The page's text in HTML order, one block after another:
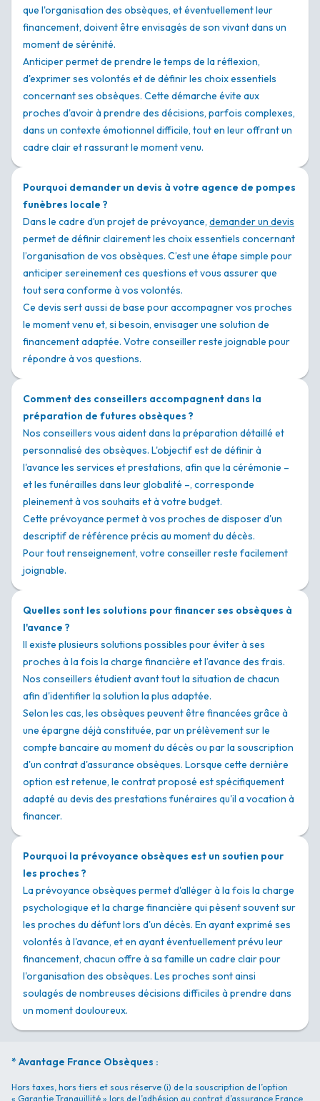
que l'organisation des obsèques, et éventuellement leur
financement, doivent être envisagés de son vivant dans un
moment de sérénité.
Anticiper permet de prendre le temps de la réflexion,
d'exprimer ses volontés et de définir les choix essentiels
concernant ses obsèques. Cette démarche évite aux
proches d'avoir à prendre des décisions, parfois complexes,
dans un contexte émotionnel difficile, tout en leur offrant un
cadre clair et rassurant le moment venu.
Pourquoi demander un devis à votre agence de pompes
funèbres locale ?
Dans le cadre d’un projet de prévoyance, demander un devis
permet de définir clairement les choix essentiels concernant
l’organisation de vos obsèques. C’est une étape simple pour
anticiper sereinement ces questions et vous assurer que
tout sera conforme à vos volontés.
Ce devis sert aussi de base pour accompagner vos proches
le moment venu et, si besoin, envisager une solution de
financement adaptée. Votre conseiller reste joignable pour
répondre à vos questions.
Comment des conseillers accompagnent dans la
préparation de futures obsèques ?
Nos conseillers vous aident dans la préparation détaillé et
personnalisé des obsèques. L'objectif est de définir à
l'avance les services et prestations, afin que la cérémonie –
et les funérailles dans leur globalité –, corresponde
pleinement à vos souhaits et à votre budget.
Cette prévoyance permet à vos proches de disposer d'un
descriptif de référence précis au moment du décès.
Pour tout renseignement, votre conseiller reste facilement
joignable.
Quelles sont les solutions pour financer ses obsèques à
l'avance ?
Il existe plusieurs solutions possibles pour éviter à ses
proches à la fois la charge financière et l’avance des frais.
Nos conseillers étudient avant tout la situation de chacun
afin d'identifier la solution la plus adaptée.
Selon les cas, les obsèques peuvent être financées grâce à
une épargne déjà constituée, par un prélèvement sur le
compte bancaire au moment du décès ou par la souscription
d'un contrat d'assurance obsèques. Lorsque cette dernière
option est retenue, le contrat proposé est spécifiquement
adapté au devis des prestations funéraires qu'il a vocation à
financer.
Pourquoi la prévoyance obsèques est un soutien pour
les proches ?
La prévoyance obsèques permet d'alléger à la fois la charge
psychologique et la charge financière qui pèsent souvent sur
les proches du défunt lors d'un décès. En ayant exprimé ses
volontés à l'avance, et en ayant éventuellement prévu leur
financement, chacun offre à sa famille un cadre clair pour
l'organisation des obsèques. Les proches sont ainsi
soulagés de nombreuses décisions difficiles à prendre dans
un moment douloureux.
* Avantage France Obsèques :
Hors taxes, hors tiers et sous réserve (i) de la souscription de l’option
« Garantie Tranquillité » lors de l’adhésion au contrat d’assurance France